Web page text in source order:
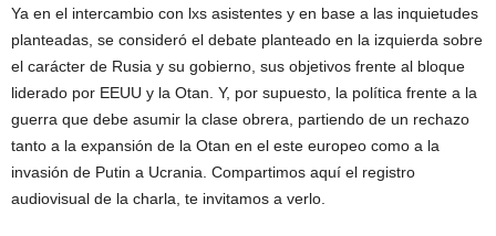
Ya en el intercambio con lxs asistentes y en base a las inquietudes
planteadas, se consideró el debate planteado en la izquierda sobre
el carácter de Rusia y su gobierno, sus objetivos frente al bloque
liderado por EEUU y la Otan. Y, por supuesto, la política frente a la
guerra que debe asumir la clase obrera, partiendo de un rechazo
tanto a la expansión de la Otan en el este europeo como a la
invasión de Putin a Ucrania. Compartimos aquí el registro
audiovisual de la charla, te invitamos a verlo.